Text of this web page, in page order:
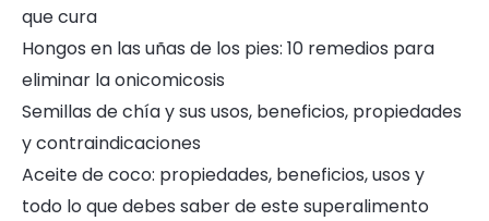
que cura
Hongos en las uñas de los pies: 10 remedios para
eliminar la onicomicosis
Semillas de chía y sus usos, beneficios, propiedades
y contraindicaciones
Aceite de coco: propiedades, beneficios, usos y
todo lo que debes saber de este superalimento